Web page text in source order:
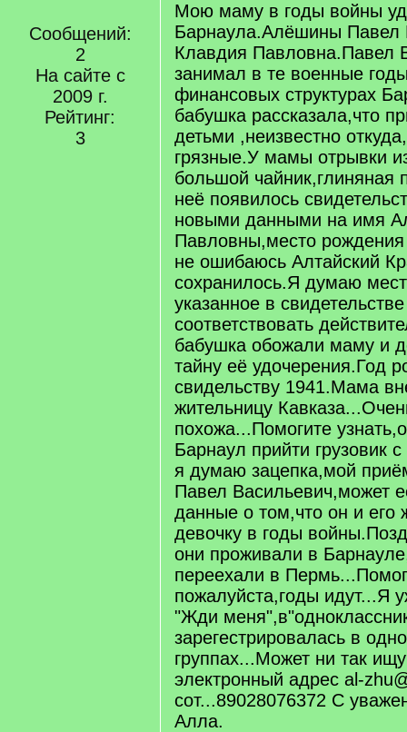
Сообщений:
2
На сайте с
2009 г.
Рейтинг:
3
Мою маму в годы войны
Барнаула.Алёшины Павел
Клавдия Павловна.Павел
занимал в те военные
финансовых структурах
бабушка рассказала,что
детьми ,неизвестно
грязные.У мамы отрывки
большой чайник,глиняная
неё появилось
новыми данными на имя
Павловны,место рождения
не ошибаюсь Алтайский
сохранилось.Я думаю
указанное в
соответствовать
бабушка обожали маму и
тайну её удочерения.Год
свидельству 1941.Мама
жительницу
похожа...Помогите
Барнаул прийти грузовик
я думаю зацепка,мой
Павел Васильевич,может
данные о том,что он и его
девочку в годы
они проживали в
переехали в
пожалуйста,годы идут...Я
"Жди
зарегестрировалась в
группах...Может ни так
электронный адрес al-
сот...89028076372 С
Алла.